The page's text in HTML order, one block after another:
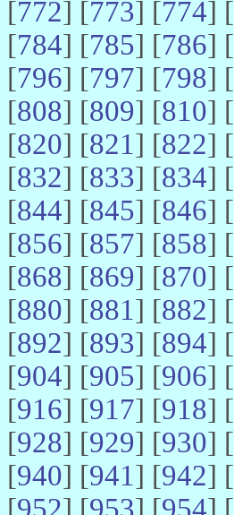
[772] [773] [774] [
[784] [785] [786] [
[796] [797] [798] [
[808] [809] [810] [
[820] [821] [822] [
[832] [833] [834] [
[844] [845] [846] [
[856] [857] [858] [
[868] [869] [870] [
[880] [881] [882] [
[892] [893] [894] [
[904] [905] [906] [
[916] [917] [918] [
[928] [929] [930] [
[940] [941] [942] [